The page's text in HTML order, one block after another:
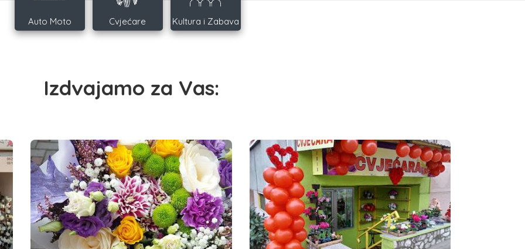
Auto Moto Cvjećare Kultura i Zabava
Izdvajamo za Vas: